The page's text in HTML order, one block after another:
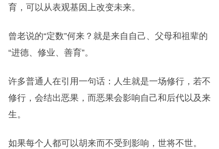
育，可以从表观基因上改变未来。
曾老说的“定数”何来？就是来自自己、父母和祖辈的
“进德、修业、善育”。
许多普通人在引用一句话：人生就是一场修行，若不
修行，会结出恶果，而恶果会影响自己和后代以及来
生。
如果每个人都可以胡来而不受到影响，世将不世。